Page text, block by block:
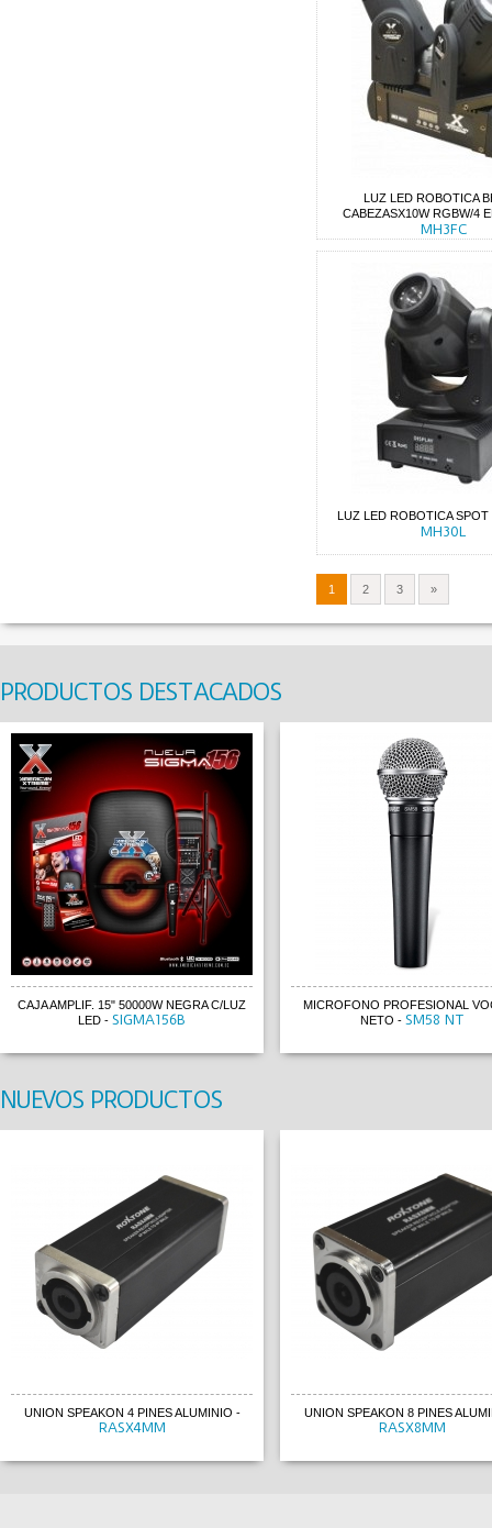
LUZ LED ROBOTICA
CABEZASX10W RGBW/4
MH3FC
LUZ LED ROBOTICA SPOT
MH30L
1 2 3 »
PRODUCTOS DESTACADOS
CAJA AMPLIF. 15" 50000W NEGRA C/LUZ
LED - SIGMA156B
MICROFONO PROFESIONAL
NETO - SM58 NT
NUEVOS PRODUCTOS
UNION SPEAKON 4 PINES ALUMINIO -
RASX4MM
UNION SPEAKON 8 PINES
RASX8MM